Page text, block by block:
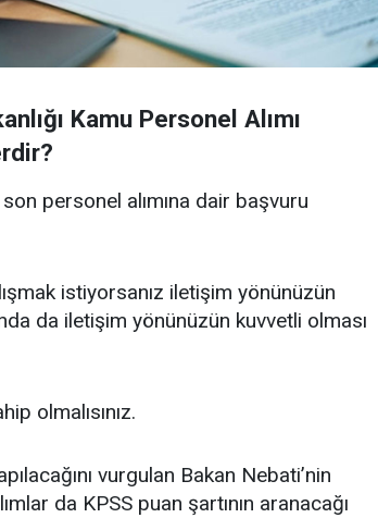
Kamu Personel Alımı
son personel alımına dair başvuru
istiyorsanız iletişim yönünüzün
da iletişim yönünüzün kuvvetli olması
olmalısınız.
vurgulan Bakan Nebati’nin
da KPSS puan şartının aranacağı